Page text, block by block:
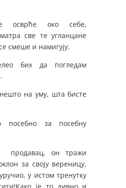
осврће око себе,
све те угланцане
смеше и намигују.
бих да погледам
на уму, шта бисте
посебно за посебну
продавац, он тражи
за своју вереницу,
у истом тренутку